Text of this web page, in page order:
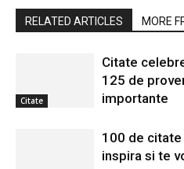
RELATED ARTICLES MORE
Citate
Citate
125 de
importante
100 de
inspira si te